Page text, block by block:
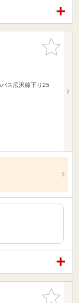
お気に入
りに追加
ス広沢線下り25
お気に入